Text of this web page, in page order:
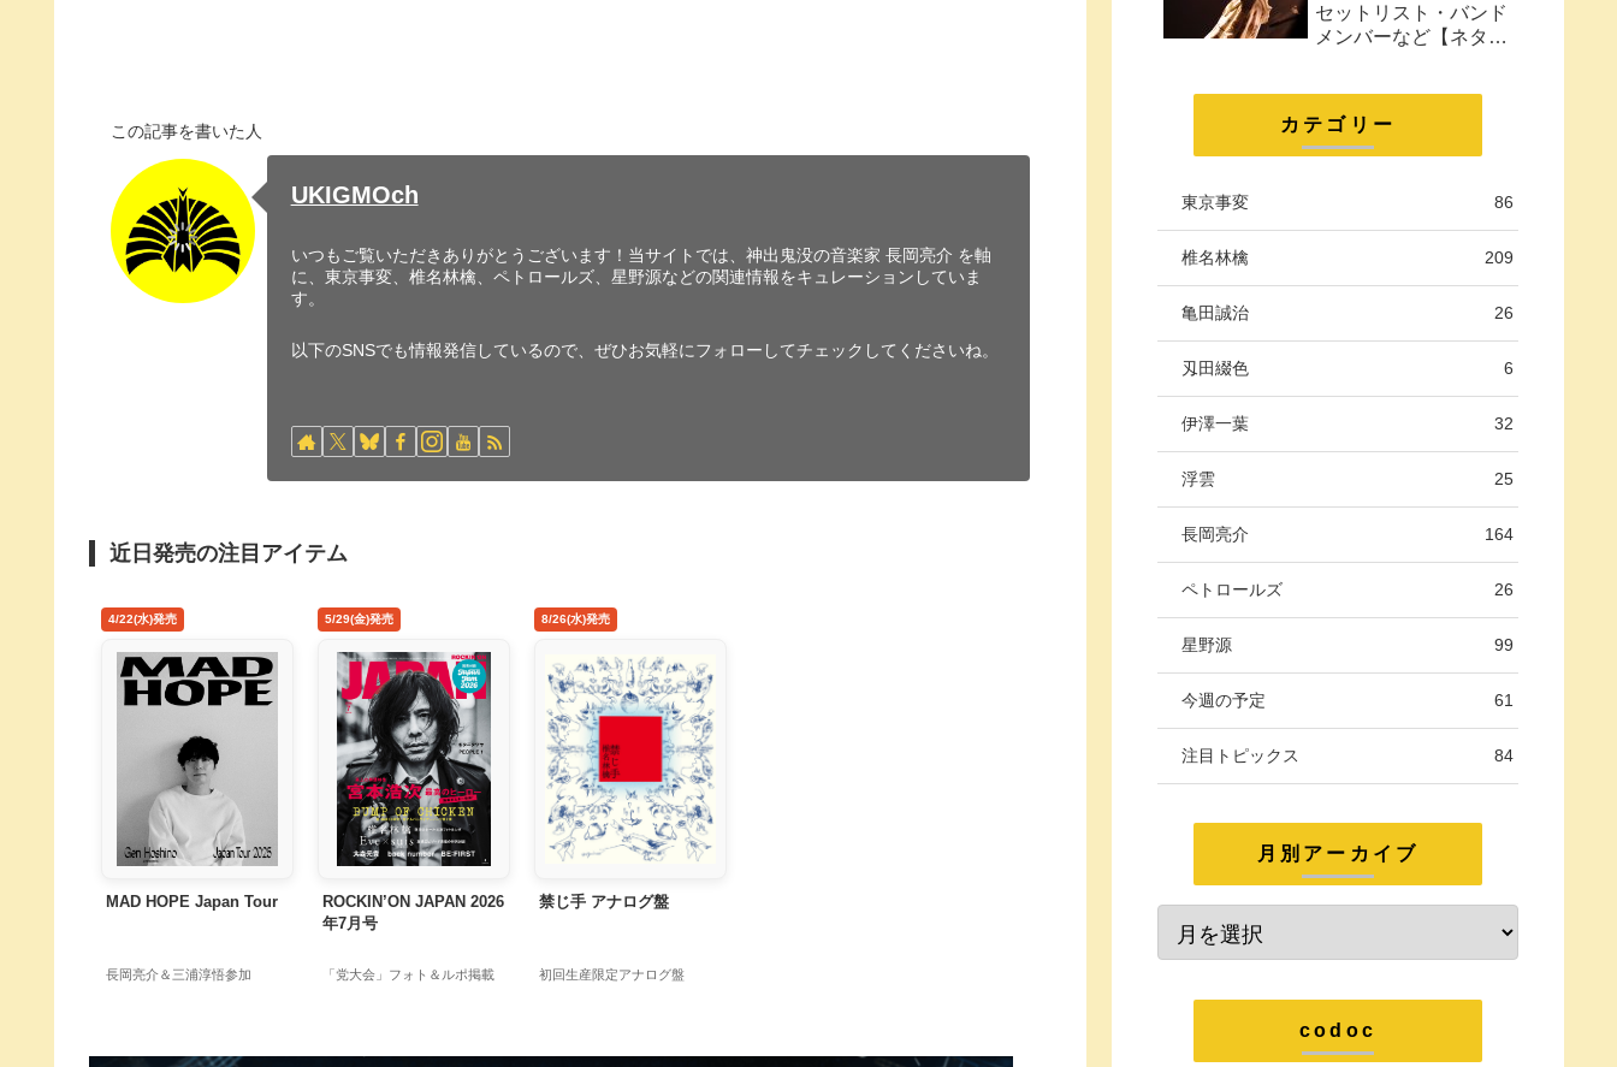
この記事を書いた人
UKIGMOch
いつもご覧いただきありがとうございます！当サイトでは、神出鬼没の音楽家 長岡亮介 を軸
に、東京事変、椎名林檎、ペトロールズ、星野源などの関連情報をキュレーションしていま
す。
以下のSNSでも情報発信しているので、ぜひお気軽にフォローしてチェックしてくださいね。
近日発売の注目アイテム
4/22(水)発売
MAD HOPE Japan Tour
長岡亮介＆三浦淳悟参加
5/29(金)発売
ROCKIN’ON JAPAN 2026
年7月号
「党大会」フォト＆ルポ掲載
8/26(水)発売
禁じ手 アナログ盤
初回生産限定アナログ盤
セットリスト・バンド
メンバーなど【ネタバ
カテゴリー
東京事変 86
椎名林檎 209
亀田誠治 26
刄田綴色 6
伊澤一葉 32
浮雲 25
長岡亮介 164
ペトロールズ 26
星野源 99
今週の予定 61
注目トピックス 84
月別アーカイブ
codoc